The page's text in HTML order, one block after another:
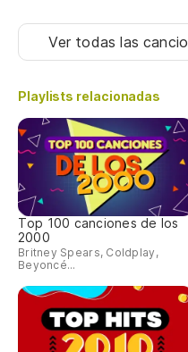
Ver todas las
Playlists relacionadas
Top 100 canciones de los
2000
Britney Spears, Coldplay,
Beyoncé...